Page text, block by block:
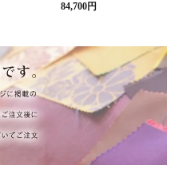
式章・略肩衣
作務衣
その他
戸帳・華鬘
山号額・寄進額・定
本堂金具・上壇彫物
84,700円